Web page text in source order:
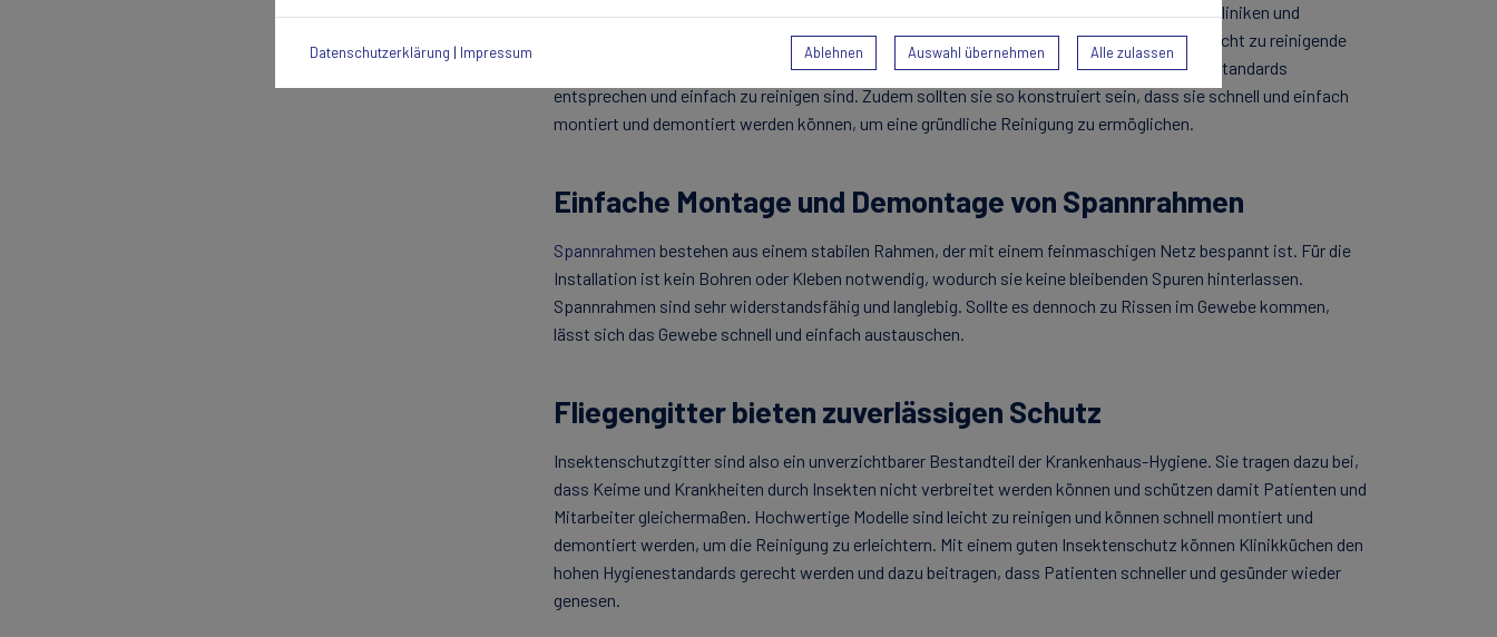
Insektenschutz unverzichtbar. Doch nicht alle Insektenschutzgitter sind gleich. Gerade in Kliniken und
Krankenhäusern, wo das Thema Hygiene besonders wichtig ist, sollten hochwertige und leicht zu reinigende
Modelle eingesetzt werden. Diese sollten aus Materialien bestehen, die den hohen Hygienestandards
entsprechen und einfach zu reinigen sind. Zudem sollten sie so konstruiert sein, dass sie schnell und einfach
montiert und demontiert werden können, um eine gründliche Reinigung zu ermöglichen.
Einfache Montage und Demontage von Spannrahmen
Spannrahmen bestehen aus einem stabilen Rahmen, der mit einem feinmaschigen Netz bespannt ist. Für die
Installation ist kein Bohren oder Kleben notwendig, wodurch sie keine bleibenden Spuren hinterlassen.
Spannrahmen sind sehr widerstandsfähig und langlebig. Sollte es dennoch zu Rissen im Gewebe kommen,
lässt sich das Gewebe schnell und einfach austauschen.
Fliegengitter bieten zuverlässigen Schutz
Insektenschutzgitter sind also ein unverzichtbarer Bestandteil der Krankenhaus-Hygiene. Sie tragen dazu bei,
dass Keime und Krankheiten durch Insekten nicht verbreitet werden können und schützen damit Patienten und
Mitarbeiter gleichermaßen. Hochwertige Modelle sind leicht zu reinigen und können schnell montiert und
demontiert werden, um die Reinigung zu erleichtern. Mit einem guten Insektenschutz können Klinikküchen den
hohen Hygienestandards gerecht werden und dazu beitragen, dass Patienten schneller und gesünder wieder
genesen.
Datenschutzerklärung | Impressum Ablehnen Auswahl übernehmen Alle zulassen